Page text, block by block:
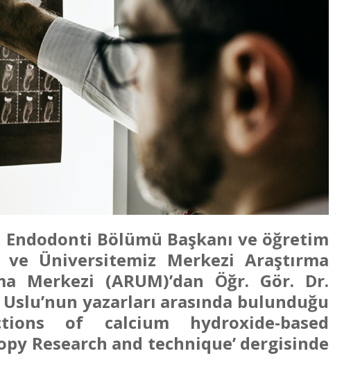
Bölümü Başkanı ve öğretim
Üniversitemiz Merkezi Araştırma
Merkezi (ARUM)’dan Öğr. Gör. Dr.
yazarları arasında bulunduğu
of calcium hydroxide-based
Research and technique’ dergisinde